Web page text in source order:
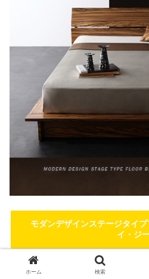
モダンデザインステージタイ
イ・ジ
ホーム 検索